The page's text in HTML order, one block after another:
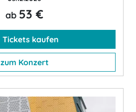
ab 53 €
Tickets kaufen
zum Konzert